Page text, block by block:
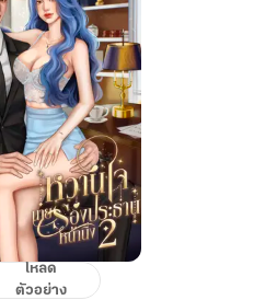
โหลด
ตัวอย่าง